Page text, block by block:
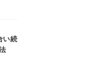
い続